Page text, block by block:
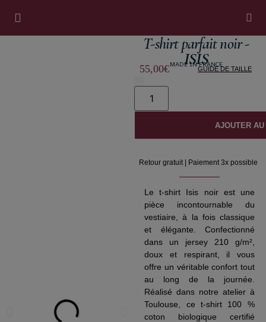
T-shirt parfait noir -
ISIS
MADE IN FRANCE
55,00€ GUIDE DE TAILLE
AJOUTER
Retour gratuit | Paiement 3x possible
Le t-shirt Isis noir est une
pièce incontournable du
vestiaire, à la fois classique
et élégante. Confectionné
dans un jersey 210 g/m²,
doux et respirant, il vous
offre un véritable confort tout
au long de la journée.
Réalisé dans notre atelier à
Toulouse, ce t-shirt 100 %
coton biologique certifié